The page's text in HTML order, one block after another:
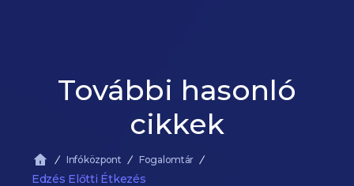
További hasonló
cikkek
Infóközpont Fogalomtár
Edzés Előtti Étkezés